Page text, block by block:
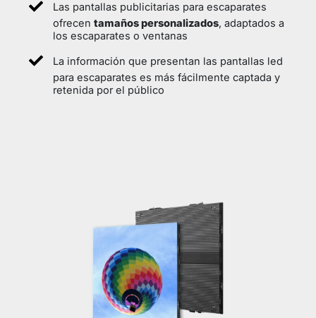
Las pantallas publicitarias para escaparates
ofrecentamaños personalizados, adaptados a
los escaparates o ventanas
La información que presentan las pantallas led
para escaparates es más fácilmente captada y
retenida por el público